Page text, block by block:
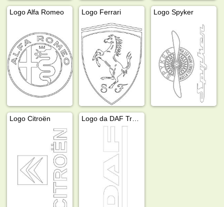
Logo Alfa Romeo Logo Ferrari Logo Spyker
Logo Citroën